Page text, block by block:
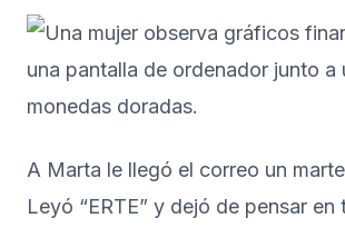
A Marta le llegó el correo un
Leyó “ERTE” y dejó de pensar en